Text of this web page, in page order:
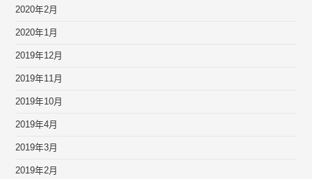
2020年2月
2020年1月
2019年12月
2019年11月
2019年10月
2019年4月
2019年3月
2019年2月